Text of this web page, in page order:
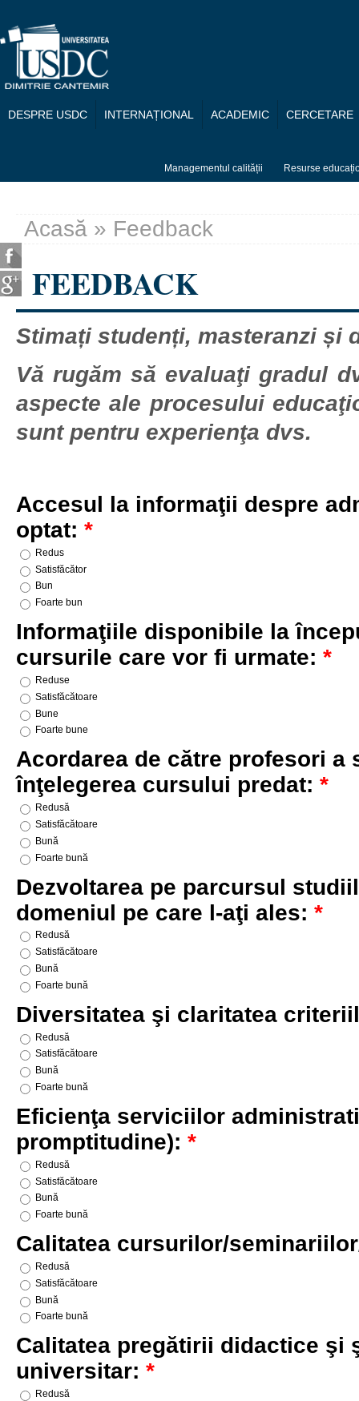
DESPRE USDC INTERNAȚIONAL ACADEMIC CERCETARE
Managementul calității Resurse
Eşti aici
Acasă » Feedback
FEEDBACK
Stimați studenți, masteranzi și
Vă rugăm să evaluaţi gradul
aspecte ale procesului
sunt pentru experienţa dvs.
Accesul la informaţii despre
optat: *
Redus
Satisfăcător
Bun
Foarte bun
Informaţiile disponibile la
cursurile care vor fi urmate: *
Reduse
Satisfăcătoare
Bune
Foarte bune
Acordarea de către profesori
înţelegerea cursului predat: *
Redusă
Satisfăcătoare
Bună
Foarte bună
Dezvoltarea pe parcursul
domeniul pe care l-aţi ales: *
Redusă
Satisfăcătoare
Bună
Foarte bună
Diversitatea şi claritatea
Redusă
Satisfăcătoare
Bună
Foarte bună
Eficienţa serviciilor
promptitudine): *
Redusă
Satisfăcătoare
Bună
Foarte bună
Calitatea cursurilor/
Redusă
Satisfăcătoare
Bună
Foarte bună
Calitatea pregătirii didactice
universitar: *
Redusă